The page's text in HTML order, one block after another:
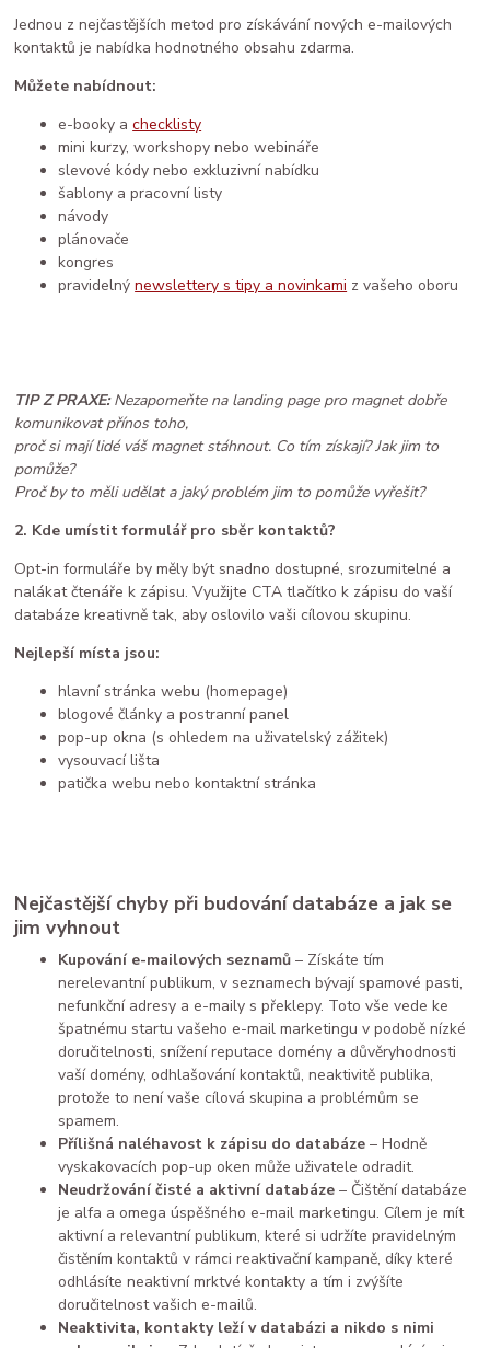
Jednou z nejčastějších metod pro získávání nových e-mailových
kontaktů je nabídka hodnotného obsahu zdarma.
Můžete nabídnout:
e-booky achecklisty
mini kurzy, workshopy nebo webináře
slevové kódy nebo exkluzivní nabídku
šablony a pracovní listy
návody
plánovače
kongres
pravidelnýnewslettery s tipy a novinkami z vašeho oboru
TIP Z PRAXE:Nezapomeňte na landing page pro magnet dobře
komunikovat přínos toho,
proč si mají lidé váš magnet stáhnout. Co tím získají? Jak jim to
pomůže?
Proč by to měli udělat a jaký problém jim to pomůže vyřešit?
2. Kde umístit formulář pro sběr kontaktů?
Opt-in formuláře by měly být snadno dostupné, srozumitelné a
nalákat čtenáře k zápisu. Využijte CTA tlačítko k zápisu do vaší
databáze kreativně tak, aby oslovilo vaši cílovou skupinu.
Nejlepší místa jsou:
hlavní stránka webu (homepage)
blogové články a postranní panel
pop-up okna (s ohledem na uživatelský zážitek)
vysouvací lišta
patička webu nebo kontaktní stránka
Nejčastější chyby při budování databáze a jak se
jim vyhnout
Kupování e-mailových seznamů – Získáte tím
nerelevantní publikum, v seznamech bývají spamové pasti,
nefunkční adresy a e-maily s překlepy. Toto vše vede ke
špatnému startu vašeho e-mail marketingu v podobě nízké
doručitelnosti, snížení reputace domény a důvěryhodnosti
vaší domény, odhlašování kontaktů, neaktivitě publika,
protože to není vaše cílová skupina a problémům se
spamem.
Přílišná naléhavost k zápisu do databáze – Hodně
vyskakovacích pop-up oken může uživatele odradit.
Neudržování čisté a aktivní databáze – Čištění databáze
je alfa a omega úspěšného e-mail marketingu. Cílem je mít
aktivní a relevantní publikum, které si udržíte pravidelným
čistěním kontaktů v rámci reaktivační kampaně, díky které
odhlásíte neaktivní mrktvé kontakty a tím i zvýšíte
doručitelnost vašich e-mailů.
Neaktivita, kontakty leží v databázi a nikdo s nimi